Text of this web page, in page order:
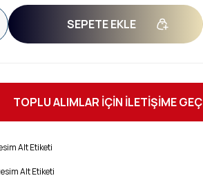
SEPETE EKLE
TOPLU ALIMLAR İÇİN İLETİŞİME GEÇ